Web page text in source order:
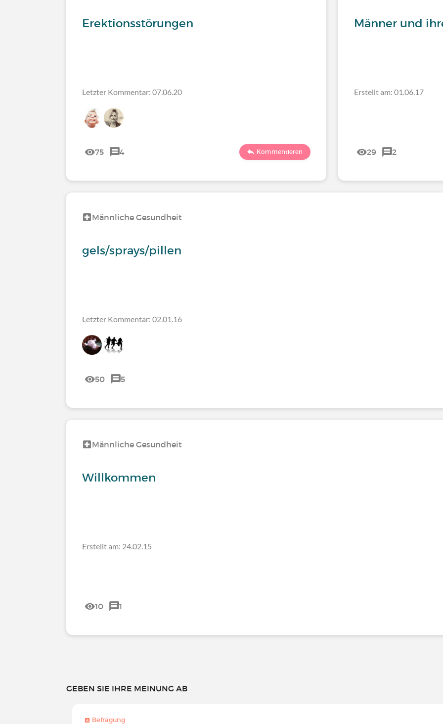
Erektionsstörungen
Letzter Kommentar: 07.06.20
75 4 Kommentieren
Männer und
Erstellt am: 01.06.17
29 2
Männliche Gesundheit
gels/sprays/pillen
Letzter Kommentar: 02.01.16
50 5
Männliche Gesundheit
Willkommen
Erstellt am: 24.02.15
10 1
GEBEN SIE IHRE MEINUNG AB
Befragung